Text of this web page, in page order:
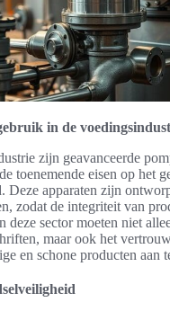
in de
zijn geavanceerde
toenemende eisen op het
Deze apparaten zijn
zodat de integriteit van
sector moeten niet
maar ook het
en schone producten aan